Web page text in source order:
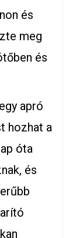
és
meg
és
apró
hozhat a
óta
és